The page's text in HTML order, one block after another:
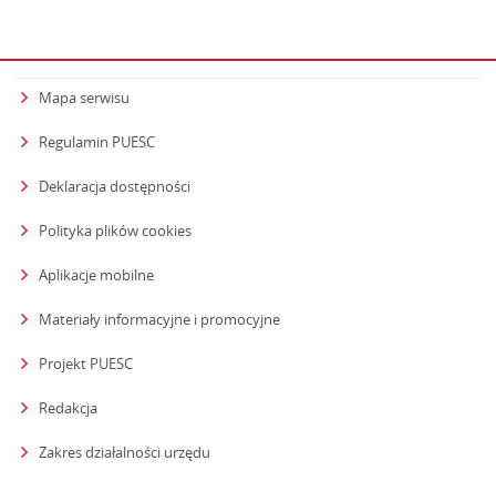
Mapa serwisu
Regulamin PUESC
Deklaracja dostępności
Polityka plików cookies
Aplikacje mobilne
Materiały informacyjne i promocyjne
Projekt PUESC
Redakcja
Zakres działalności urzędu